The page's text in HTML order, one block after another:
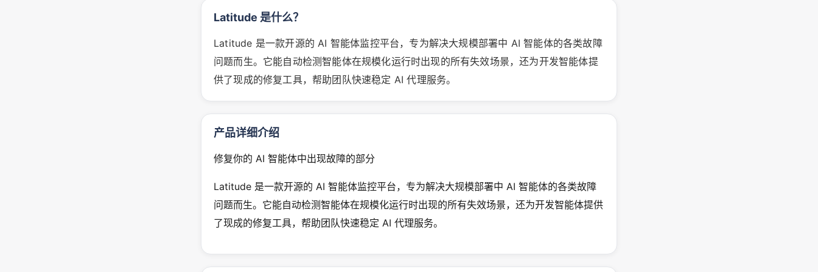
Latitude 是什么？
Latitude 是一款开源的 AI 智能体监控平台，专为解决大规模部署中 AI 智能体的各类故障
问题而生。它能自动检测智能体在规模化运行时出现的所有失效场景，还为开发智能体提
供了现成的修复工具，帮助团队快速稳定 AI 代理服务。
产品详细介绍
修复你的 AI 智能体中出现故障的部分
Latitude 是一款开源的 AI 智能体监控平台，专为解决大规模部署中 AI 智能体的各类故障
问题而生。它能自动检测智能体在规模化运行时出现的所有失效场景，还为开发智能体提供
了现成的修复工具，帮助团队快速稳定 AI 代理服务。